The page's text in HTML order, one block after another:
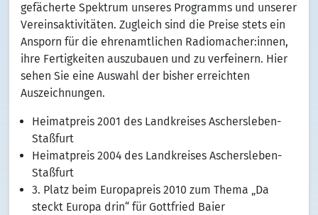
gefächerte Spektrum unseres Programms und unserer
Vereinsaktivitäten. Zugleich sind die Preise stets ein
Ansporn für die ehrenamtlichen Radiomacher:innen,
ihre Fertigkeiten auszubauen und zu verfeinern. Hier
sehen Sie eine Auswahl der bisher erreichten
Auszeichnungen.
Heimatpreis 2001 des Landkreises Aschersleben-
Staßfurt
Heimatpreis 2004 des Landkreises Aschersleben-
Staßfurt
3. Platz beim Europapreis 2010 zum Thema „Da
steckt Europa drin“ für Gottfried Baier